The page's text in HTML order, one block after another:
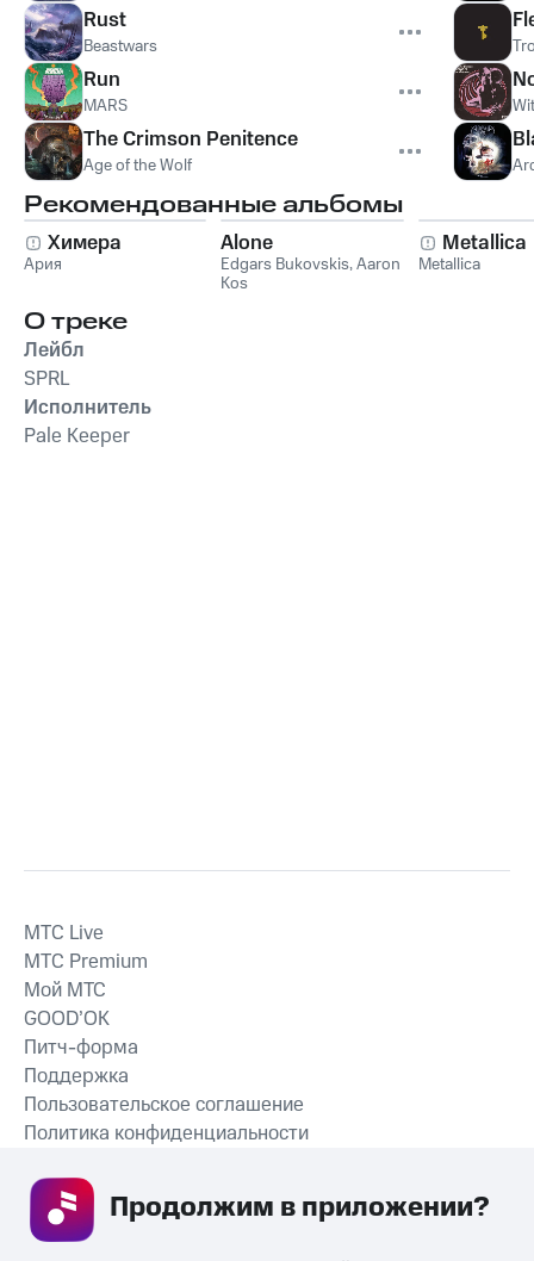
Rust
Beastwars
Run
MARS
The Crimson Penitence
Age of the Wolf
Рекомендованные альбомы
Химера
Ария
Alone
Edgars Bukovskis,Aaron
Kos
Metallica
Metallica
О треке
Лейбл
SPRL
Исполнитель
Pale Keeper
СКАЧАТЬ ПРИЛОЖЕНИЕ
MTС Live
MTС Premium
Мой МТС
GOOD’OK
Питч-форма
Поддержка
Пользовательское соглашение
Политика конфиденциальности